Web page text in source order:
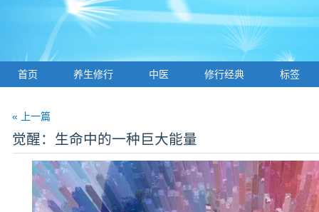
首页 养生修行 中医 修行经典 标签
« 上一篇
觉醒：生命中的一种巨大能量